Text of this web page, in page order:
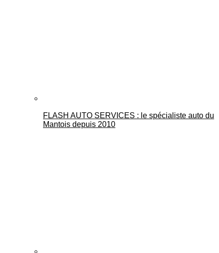
FLASH AUTO SERVICES : le spécialiste auto du
Mantois depuis 2010